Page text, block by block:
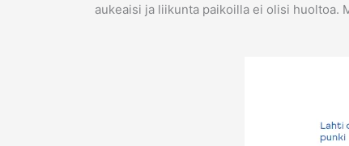
aukeaisi ja liikunta paikoilla ei olisi huoltoa.